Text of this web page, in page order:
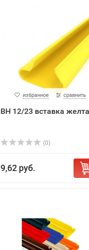
избранное сравнить
ВН 12/23 вставка
(0)
9,62 руб.